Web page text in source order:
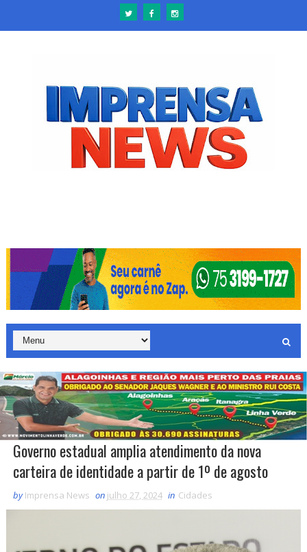
Governo estadual amplia atendimento da nova
carteira de identidade a partir de 1º de agosto
by Imprensa News on julho 27, 2024 in Cidades